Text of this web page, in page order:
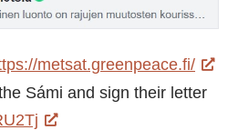
metsat.greenpeace.fi/
Sámi and sign their letter